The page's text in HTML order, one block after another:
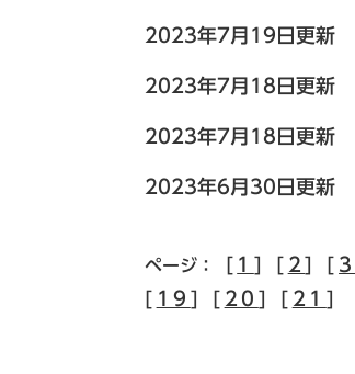
2023年7月19日更新
2023年7月18日更新
2023年7月18日更新
2023年6月30日更新
ページ： [ 1 ] [ 2] [ 3
[ 19 ] [ 20 ] [ 21 ]